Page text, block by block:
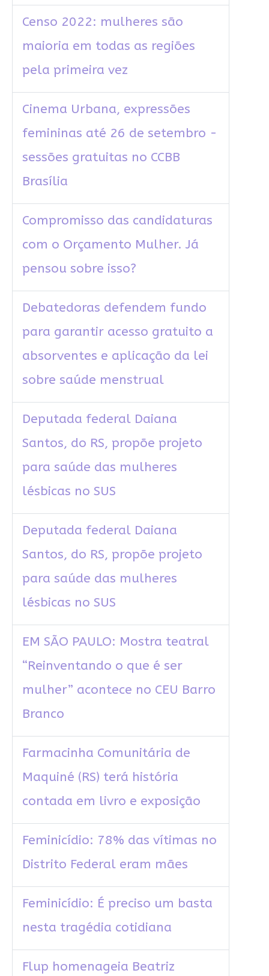
Censo 2022: mulheres são
maioria em todas as regiões
pela primeira vez
Cinema Urbana, expressões
femininas até 26 de setembro -
sessões gratuitas no CCBB
Brasília
Compromisso das candidaturas
com o Orçamento Mulher. Já
pensou sobre isso?
Debatedoras defendem fundo
para garantir acesso gratuito a
absorventes e aplicação da lei
sobre saúde menstrual
Deputada federal Daiana
Santos, do RS, propõe projeto
para saúde das mulheres
lésbicas no SUS
Deputada federal Daiana
Santos, do RS, propõe projeto
para saúde das mulheres
lésbicas no SUS
EM SÃO PAULO: Mostra teatral
“Reinventando o que é ser
mulher” acontece no CEU Barro
Branco
Farmacinha Comunitária de
Maquiné (RS) terá história
contada em livro e exposição
Feminicídio: 78% das vítimas no
Distrito Federal eram mães
Feminicídio: É preciso um basta
nesta tragédia cotidiana
Flup homenageia Beatriz